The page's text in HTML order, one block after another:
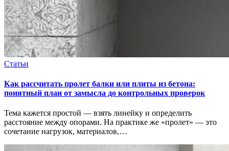
Статьи
Как рассчитать пролет балки или плиты из бетона:
понятный план от замысла до контрольных проверок
Тема кажется простой — взять линейку и определить
расстояние между опорами. На практике же «пролет» — это
сочетание нагрузок, материалов,…